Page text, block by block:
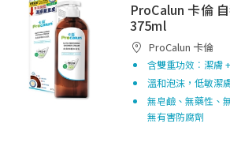
ProCalun 卡倫
375ml
ProCalun 卡倫
含雙重功效︰潔膚
溫和泡沫，低敏潔
無皂鹼、無藥性、
無有害防腐劑